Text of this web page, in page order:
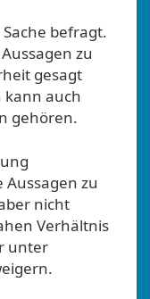
befragt.
zu
gesagt
kann auch
gehören.
zu
nicht
Verhältnis
unter